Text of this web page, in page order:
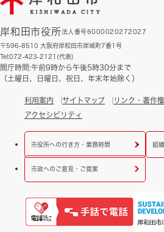
岸和田市役所法人番号6000020272027
〒596-8510 大阪府岸和田市岸城町7番1号
Tel:072-423-2121(代表)
開庁時間:午前9時から午後5時30分まで
（土曜日、日曜日、祝日、年末年始除く）
利用案内 サイトマップ リンク・著作
アクセシビリティ
市役所への行き方・業務時間 組
市政へのご意見・ご提案